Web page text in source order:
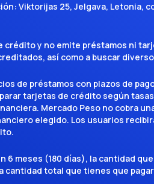
Viktorijas 25, Jelgava, Letonia,
y no emite préstamos ni
así como a buscar
de préstamos con plazos de
tarjetas de crédito según
Mercado Peso no cobra
elegido. Los usuarios
meses (180 días), la cantidad
total que tienes que pagar